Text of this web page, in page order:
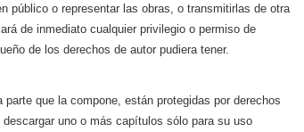
público o representar las obras, o transmitirlas de otra
de inmediato cualquier privilegio o permiso de
de los derechos de autor pudiera tener.
que la compone, están protegidas por derechos
uno o más capítulos sólo para su uso